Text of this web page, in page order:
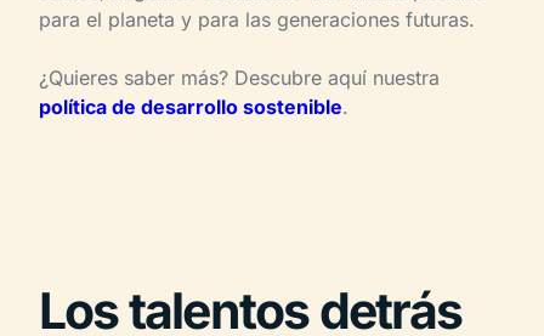
para el planeta y para las generaciones futuras.
¿Quieres saber más? Descubre aquí nuestra
política de desarrollo sostenible.
Los talentos detrás